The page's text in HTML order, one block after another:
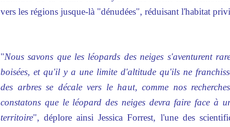
vers les régions jusque-là "dénudées", réduisant l'habitat
"Nous savons que les léopards des neiges s'aventurent
boisées, et qu'il y a une limite d'altitude qu'ils ne
des arbres se décale vers le haut, comme nos
constatons que le léopard des neiges devra faire face à
territoire", déplore ainsi Jessica Forrest, l'une des